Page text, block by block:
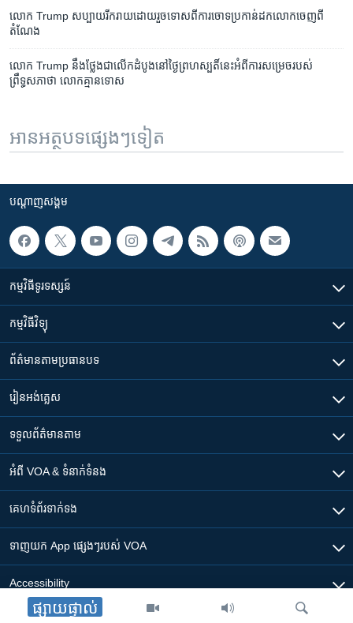
ផ្សាយផ្ទាល់
លោក Trump សប្បាយ​រីករាយ​ដោយ​រួចទោសពី​ការ​ចោទប្រកាន់​ដក​លោកចេញ​ពី​
តំណែង
លោក Trump នឹង​ថ្លែង​ជា​លើក​ដំបូង​នៅ​ថ្ងៃ​ព្រហស្បតិ៍​នេះ​អំពី​ការ​សម្រេច​របស់​
ព្រឹទ្ធសភា​ថា​ លោក​គ្មាន​ទោស
អានអត្ថបទផ្សេងៗទៀត
បណ្តាញ​សង្គម
កម្មវិធី​ទូរទស្សន៍
កម្មវិធី​វិទ្យុ
ព័ត៌មាន​តាមប្រធានបទ​
រៀន​​អង់គ្លេស
ទទួល​ព័ត៌មាន​តាម
អំពី​ VOA & ទំនាក់ទំនង
គេហទំព័រ​​ទាក់ទង
ទាញយក​ App ផ្សេងៗ​របស់​ VOA
Accessibility